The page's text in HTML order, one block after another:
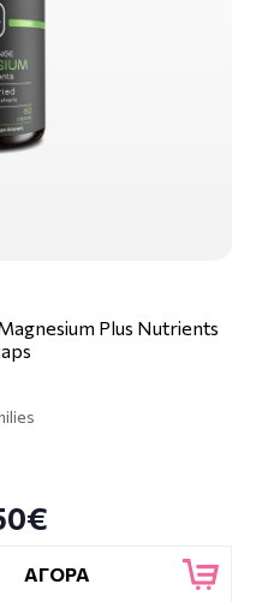
Plus Nutrients
ΑΓΟΡΑ